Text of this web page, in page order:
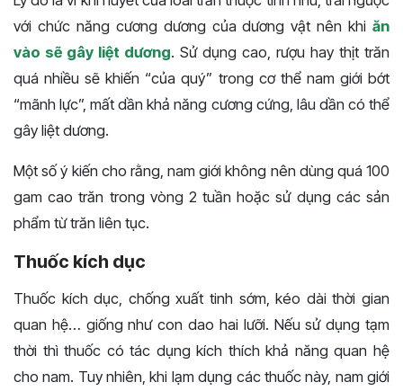
với chức năng cương dương của dương vật nên khi ăn
vào sẽ gây liệt dương. Sử dụng cao, rượu hay thịt trăn
quá nhiều sẽ khiến “của quý” trong cơ thể nam giới bớt
“mãnh lực”, mất dần khả năng cương cứng, lâu dần có thể
gây liệt dương.
Một số ý kiến cho rằng, nam giới không nên dùng quá 100
gam cao trăn trong vòng 2 tuần hoặc sử dụng các sản
phẩm từ trăn liên tục.
Thuốc kích dục
Thuốc kích dục, chống xuất tinh sớm, kéo dài thời gian
quan hệ… giống như con dao hai lưỡi. Nếu sử dụng tạm
thời thì thuốc có tác dụng kích thích khả năng quan hệ
cho nam. Tuy nhiên, khi lạm dụng các thuốc này, nam giới